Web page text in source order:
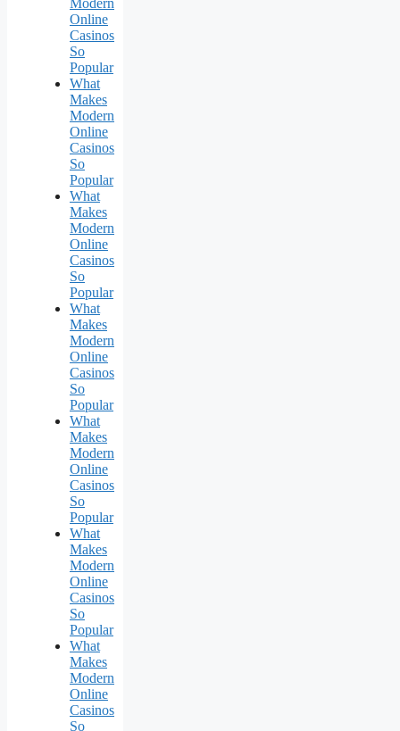
Modern
Online
Casinos
So
Popular
What
Makes
Modern
Online
Casinos
So
Popular
What
Makes
Modern
Online
Casinos
So
Popular
What
Makes
Modern
Online
Casinos
So
Popular
What
Makes
Modern
Online
Casinos
So
Popular
What
Makes
Modern
Online
Casinos
So
Popular
What
Makes
Modern
Online
Casinos
So